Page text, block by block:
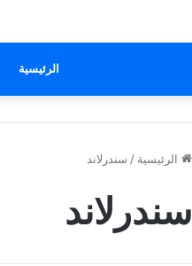
الرئيسية
الرئيسية / سندرلاند
سندرلاند